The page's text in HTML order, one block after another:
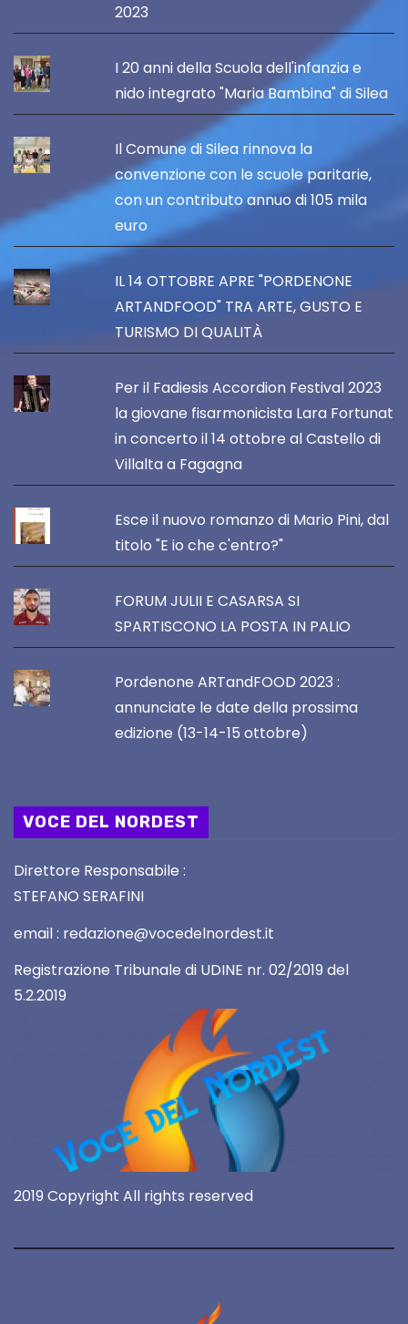
2023
I 20 anni della Scuola dell'infanzia e
nido integrato "Maria Bambina" di Silea
Il Comune di Silea rinnova la
convenzione con le scuole paritarie,
con un contributo annuo di 105 mila
euro
IL 14 OTTOBRE APRE "PORDENONE
ARTANDFOOD" TRA ARTE, GUSTO E
TURISMO DI QUALITÀ
Per il Fadiesis Accordion Festival 2023
la giovane fisarmonicista Lara Fortunat
in concerto il 14 ottobre al Castello di
Villalta a Fagagna
Esce il nuovo romanzo di Mario Pini, dal
titolo "E io che c'entro?"
FORUM JULII E CASARSA SI
SPARTISCONO LA POSTA IN PALIO
Pordenone ARTandFOOD 2023 :
annunciate le date della prossima
edizione (13-14-15 ottobre)
VOCE DEL NORDEST
Direttore Responsabile :
STEFANO SERAFINI
email : redazione@vocedelnordest.it
Registrazione Tribunale di UDINE nr. 02/2019 del
5.2.2019
2019 Copyright All rights reserved